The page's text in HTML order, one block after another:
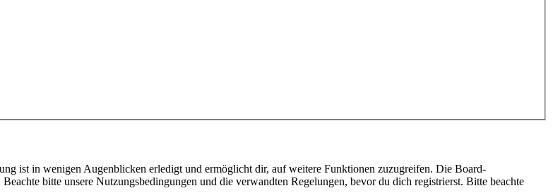
ist in wenigen Augenblicken erledigt und ermöglicht dir, auf weitere Funktionen zuzugreifen. Die Board-
bitte unsere Nutzungsbedingungen und die verwandten Regelungen, bevor du dich registrierst. Bitte beachte